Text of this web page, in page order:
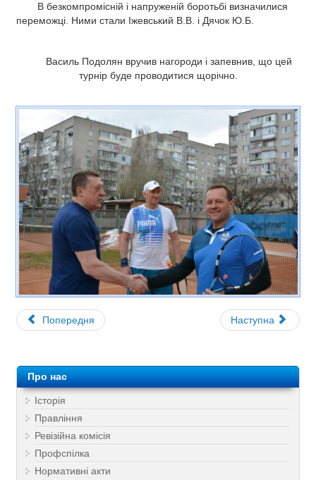
В безкомпромісній і напруженій боротьбі визначилися
переможці. Ними стали Іжевський В.В. і Дячок Ю.Б.
Василь Подолян вручив нагороди і запевнив, що цей
турнір буде проводитися щорічно.
Попередня Наступна
Про нас
Історія
Правління
Ревізійна комісія
Профспілка
Нормативні акти